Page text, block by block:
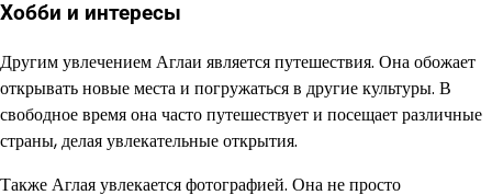
Хобби и интересы
Другим увлечением Аглаи является путешествия. Она обожает
открывать новые места и погружаться в другие культуры. В
свободное время она часто путешествует и посещает различные
страны, делая увлекательные открытия.
Также Аглая увлекается фотографией. Она не просто